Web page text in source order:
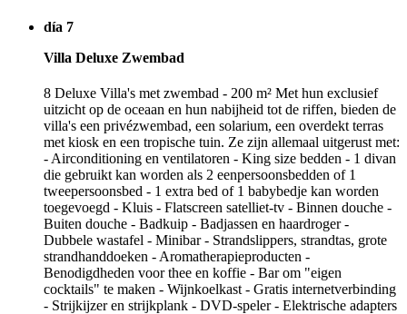
día 7
Villa Deluxe Zwembad
8 Deluxe Villa's met zwembad - 200 m² Met hun exclusief
uitzicht op de oceaan en hun nabijheid tot de riffen, bieden de
villa's een privézwembad, een solarium, een overdekt terras
met kiosk en een tropische tuin. Ze zijn allemaal uitgerust met:
- Airconditioning en ventilatoren - King size bedden - 1 divan
die gebruikt kan worden als 2 eenpersoonsbedden of 1
tweepersoonsbed - 1 extra bed of 1 babybedje kan worden
toegevoegd - Kluis - Flatscreen satelliet-tv - Binnen douche -
Buiten douche - Badkuip - Badjassen en haardroger -
Dubbele wastafel - Minibar - Strandslippers, strandtas, grote
strandhanddoeken - Aromatherapieproducten -
Benodigdheden voor thee en koffie - Bar om "eigen
cocktails" te maken - Wijnkoelkast - Gratis internetverbinding
- Strijkijzer en strijkplank - DVD-speler - Elektrische adapters